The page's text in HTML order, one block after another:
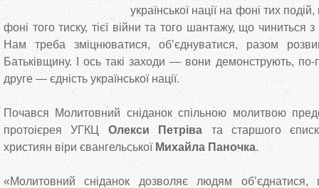
української нації на фоні тих
фоні того тиску, тієї війни та того шантажу, що чиниться з
Нам треба зміцнюватися, об’єднуватися, разом
Батьківщину. І ось такі заходи — вони демонструють,
друге — єдність української нації.
Почався Молитовний сніданок спільною молитвою
протоієрея УГКЦ Олекси Петріва та старшого
християн віри євангельської Михайла Паночка.
«Молитовний сніданок дозволяє людям